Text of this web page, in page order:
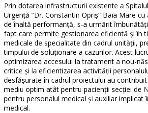
Prin dotarea infrastructurii existente a
Urgență ”Dr. Constantin Opriș” Baia Mare
de înaltă performanță, s-a urmărit
fapt care permite gestionarea eficientă și în
medicale de specialitate din cadrul unității,
timpului de soluționare a cazurilor. Acest
optimizarea accesului la tratament a nou-
critice și la eficientizarea activității
desfășurate în cadrul proiectului au
mediu optim atât pentru pacienții secției de
pentru personalul medical și auxiliar implicat
medical.